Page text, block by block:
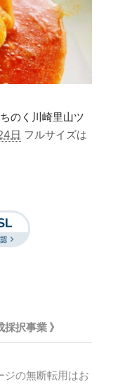
のく川崎里山ツ
日 フルサイズは
択事業 》
ジの無断転用はお